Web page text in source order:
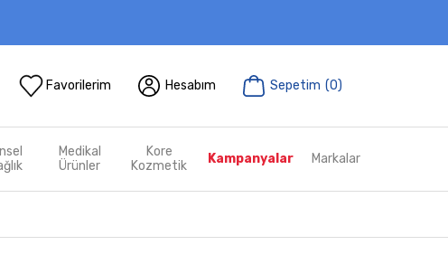
Favorilerim Hesabım Sepetim (0)
Medikal
Ürünler
Kore
Kozmetik
Kampanyalar Markalar